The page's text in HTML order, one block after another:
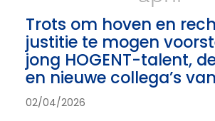
Trots om hoven en
justitie te mogen
jong HOGENT-talent,
en nieuwe collega’s
02/04/2026